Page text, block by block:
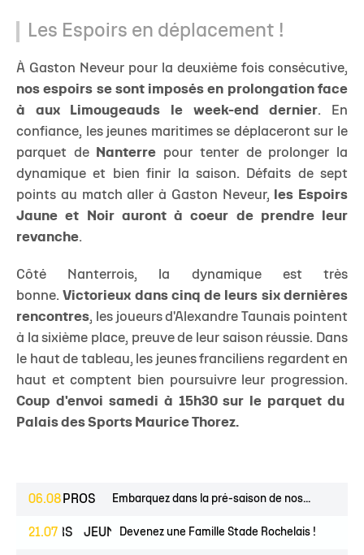
Les Espoirs en déplacement !
À Gaston Neveur pour la deuxième fois consécutive,
nos espoirs se sont imposés en prolongation face
à aux Limougeauds le week-end dernier. En
confiance, les jeunes maritimes se déplaceront sur le
parquet de
Nanterre pour tenter de prolonger la
dynamique et bien finir la saison. Défaits de sept
points au match aller à Gaston Neveur,
les Espoirs
Jaune et Noir auront à coeur de prendre leur
revanche.
Côté Nanterrois, la dynamique est très
bonne. Victorieux dans cinq de leurs six dernières
rencontres, les joueurs d'Alexandre Taunais pointent
à la sixième place, preuve de leur saison réussie. Dans
le haut de tableau, les jeunes franciliens regardent en
haut et comptent bien poursuivre leur progression.
Coup d'envoi samedi à 15h30 sur le parquet du
Palais des Sports Maurice Thorez.
06.08 PROS Embarquez dans la pré-saison de nos...
21.07
ESPOIRS JEUNES Devenez une Famille Stade Rochelais !